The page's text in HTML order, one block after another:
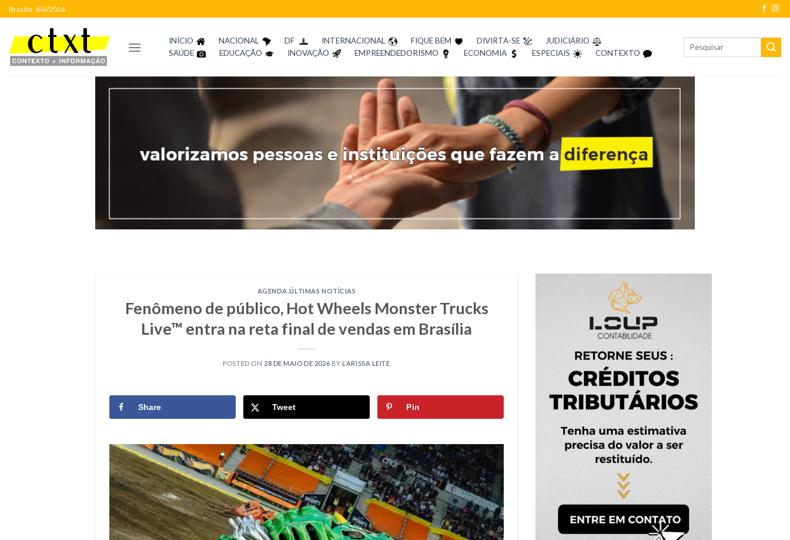
Skip
to
content
Brasília 8/6/2026
INÍCIO NACIONAL DF INTERNACIONAL FIQUE BEM DIVIRTA-SE
JUDICIÁRIO
SAÚDE
EDUCAÇÃO INOVAÇÃO EMPREENDEDORISMO ECONOMIA ESPECIAIS CONTEXTO
AGENDA ,ÚLTIMAS NOTÍCIAS
Fenômeno de público, Hot Wheels Monster Trucks
Live™ entra na reta final de vendas em Brasília
POSTED ON 28 DE MAIO DE 2026 BY LARISSA LEITE
Share Tweet Pin